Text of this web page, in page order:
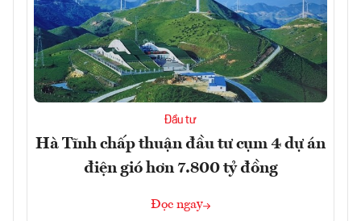
Đầu tư
Hà Tĩnh chấp thuận đầu tư cụm 4 dự án
điện gió hơn 7.800 tỷ đồng
Đọc ngay